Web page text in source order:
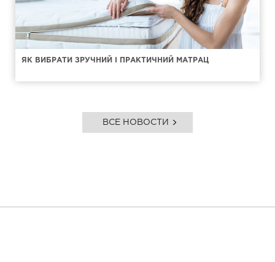
ЯК ВИБРАТИ ЗРУЧНИЙ І ПРАКТИЧНИЙ МАТРАЦ
ВСЕ НОВОСТИ